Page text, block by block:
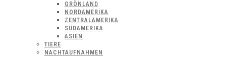
GRÖNLAND
NORDAMERIKA
ZENTRALAMERIKA
SÜDAMERIKA
ASIEN
TIERE
NACHTAUFNAHMEN